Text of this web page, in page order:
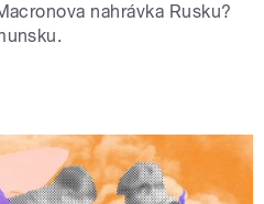
nahrávka Rusku?